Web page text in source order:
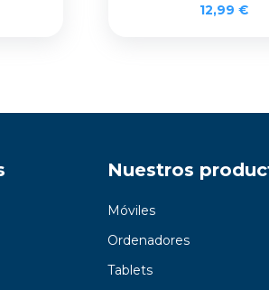
12,99 €
Nuestros
Móviles
Ordenadores
Tablets